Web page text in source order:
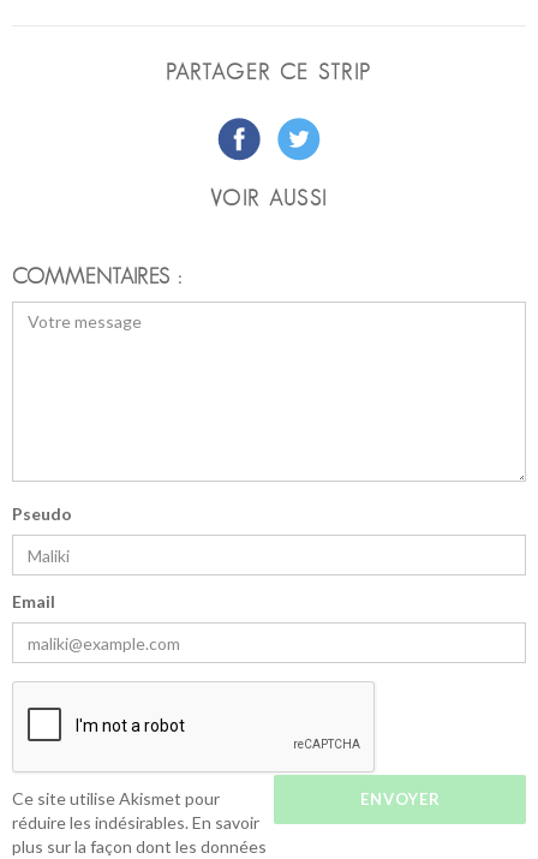
PARTAGER CE STRIP
VOIR AUSSI
COMMENTAIRES :
Pseudo
Email
Ce site utilise Akismet pour
réduire les indésirables. En savoir
plus sur la façon dont les données